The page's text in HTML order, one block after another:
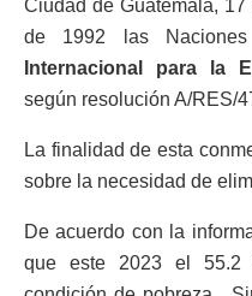
Ciudad de Guatemala, 17
de 1992 las
Internacional para la
según resolución A/RES/
La finalidad de esta
sobre la necesidad de
De acuerdo con la
que este 2023 el